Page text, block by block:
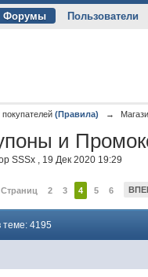
Форумы Пользователи
(Правила) →
и
SSSx , 19 Дек 2020 19:29
Страниц 2 3 4 5 6
4195